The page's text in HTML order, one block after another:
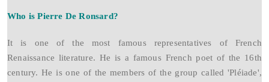
Who is Pierre De Ronsard?
It is one of the most famous representatives of French
Renaissance literature. He is a famous French poet of the 16th
century. He is one of the members of the group called 'Pléiade',